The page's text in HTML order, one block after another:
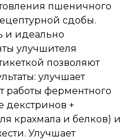
пшеничного
сдобы.
и идеально
улучшителя
позволяют
улучшает
работы ферментного
декстринов +
крахмала и белков) и
Улучшает